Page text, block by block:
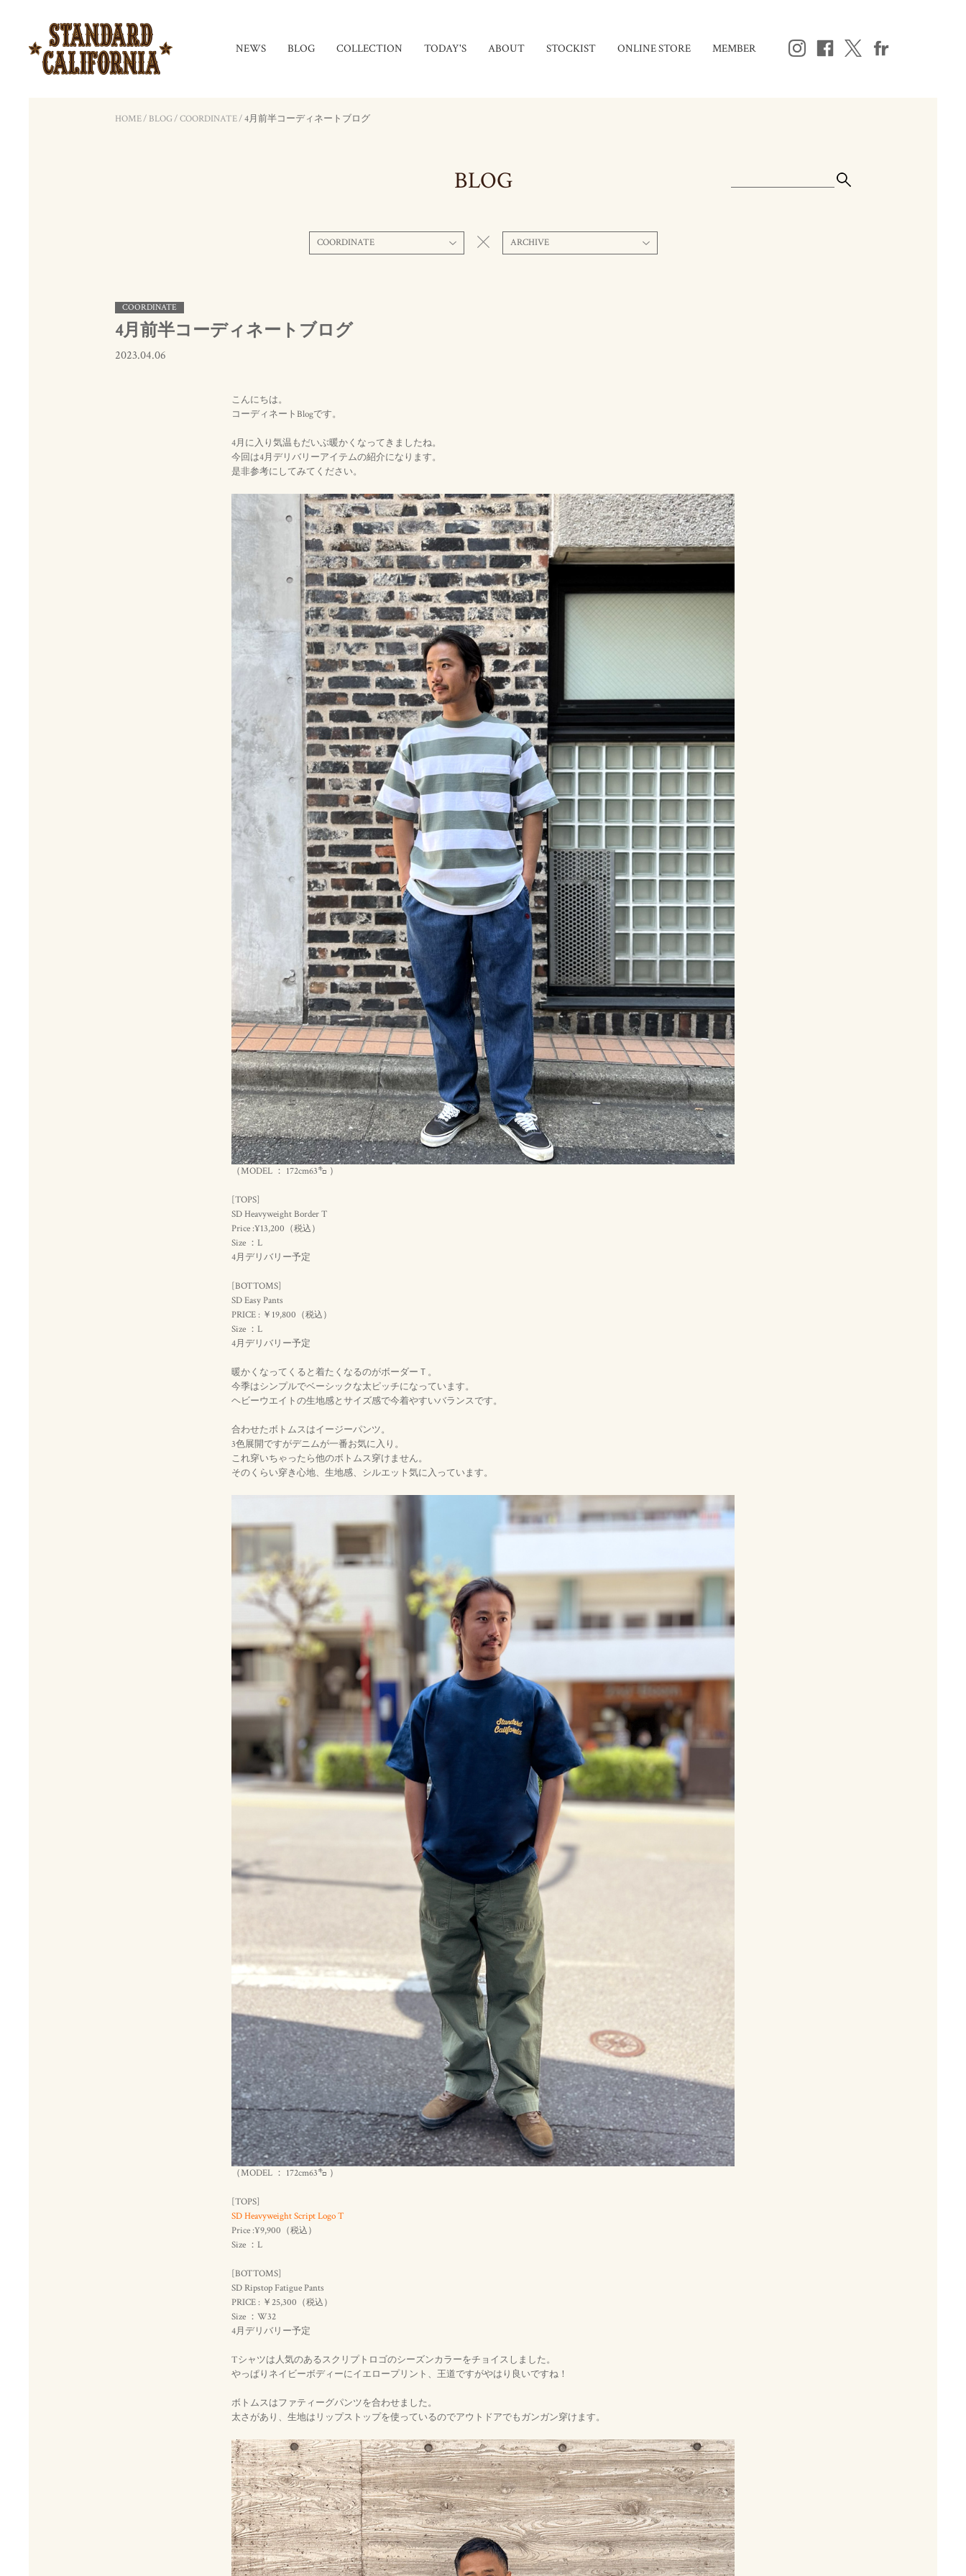
NEWS BLOG COLLECTION TODAY'S ABOUT STOCKIST ONLINE STORE MEMBER
HOME/ BLOG/COORDINATE/4月前半コーディネートブログ
BLOG
COORDINATE ARCHIVE
COORDINATE
4月前半コーディネートブログ
2023.04.06
こんにちは。
コーディネートBlogです。
4月に入り気温もだいぶ暖かくなってきましたね。
今回は4月デリバリーアイテムの紹介になります。
是非参考にしてみてください。
（MODEL ： 172cm63㌔ ）
[TOPS]
SD Heavyweight Border T
Price :¥13,200（税込 ）
Size ：L
4月デリバリー予定
[BOTTOMS]
SD Easy Pants
PRICE : ￥19,800（税込 ）
Size ：L
4月デリバリー予定
暖かくなってくると着たくなるのがボーダーＴ。
今季はシンプルでベーシックな太ピッチになっています。
ヘビーウエイトの生地感とサイズ感で今着やすいバランスです。
合わせたボトムスはイージーパンツ。
3色展開ですがデニムが一番お気に入り。
これ穿いちゃったら他のボトムス穿けません。
そのくらい穿き心地、生地感、シルエット気に入っています。
（MODEL ： 172cm63㌔ ）
[TOPS]
SD Heavyweight Script Logo T
Price :¥9,900（税込 ）
Size ：L
[BOTTOMS]
SD Ripstop Fatigue Pants
PRICE : ￥25,300（税込 ）
Size ：W32
4月デリバリー予定
Tシャツは人気のあるスクリプトロゴのシーズンカラーをチョイスしました。
やっぱりネイビーボディーにイエロープリント、王道ですがやはり良いですね！
ボトムスはファティーグパンツを合わせました。
太さがあり、生地はリップストップを使っているのでアウトドアでもガンガン穿けます。